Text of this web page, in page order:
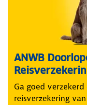
ANWB
Ga goed
reisverzekering